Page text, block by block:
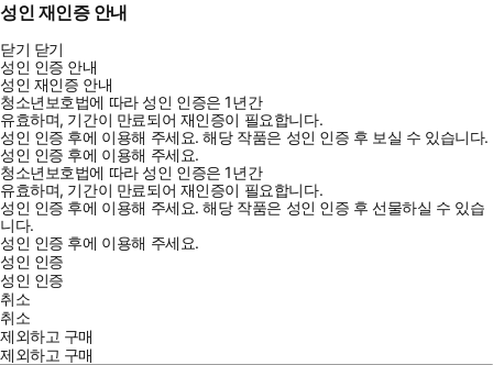
성인 재인증 안내
닫기 닫기
성인 인증 안내
성인 재인증 안내
청소년보호법에 따라 성인 인증은 1년간
유효하며, 기간이 만료되어 재인증이 필요합니다.
성인 인증 후에 이용해 주세요.해당 작품은 성인 인증 후 보실 수 있습니다.
성인 인증 후에 이용해 주세요.
청소년보호법에 따라 성인 인증은 1년간
유효하며, 기간이 만료되어 재인증이 필요합니다.
성인 인증 후에 이용해 주세요.해당 작품은 성인 인증 후 선물하실 수 있습
니다.
성인 인증 후에 이용해 주세요.
성인 인증
성인 인증
취소
취소
제외하고 구매
제외하고 구매